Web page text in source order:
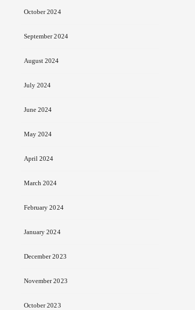
October 2024
September 2024
August 2024
July 2024
June 2024
May 2024
April 2024
March 2024
February 2024
January 2024
December 2023
November 2023
October 2023